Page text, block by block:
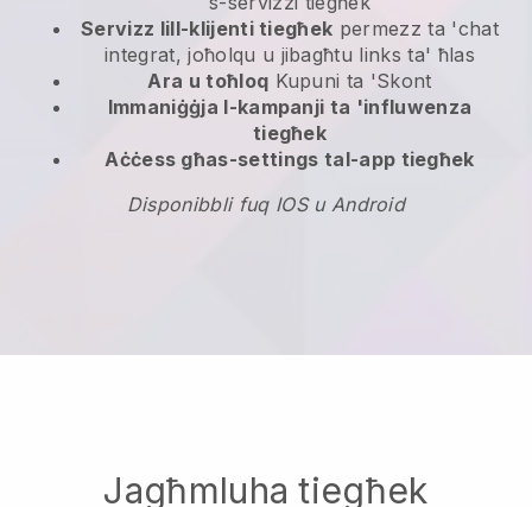
Servizz lill-klijenti tiegħek permezz ta 'chat
integrat, joħolqu u jibagħtu links ta' ħlas
Ara u toħloq Kupuni ta 'Skont
Immaniġġja l-kampanji ta 'influwenza
tiegħek
Aċċess għas-settings tal-app tiegħek
Disponibbli fuq IOS u Android
Jagħmluha tiegħek